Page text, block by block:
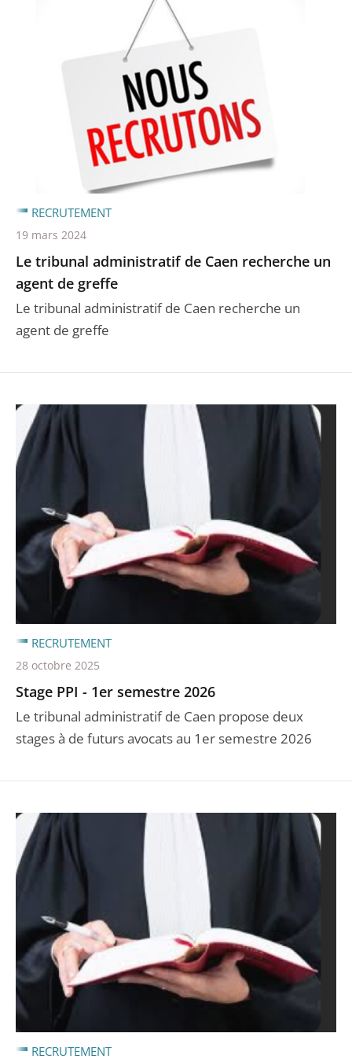
Le tribunal administratif de Caen recherche un
agent de greffe
Le tribunal administratif de Caen recherche un
agent de greffe
RECRUTEMENT
19 mars 2024
Stage PPI - 1er semestre 2026
Le tribunal administratif de Caen propose deux
stages à de futurs avocats au 1er semestre 2026
RECRUTEMENT
28 octobre 2025
RECRUTEMENT